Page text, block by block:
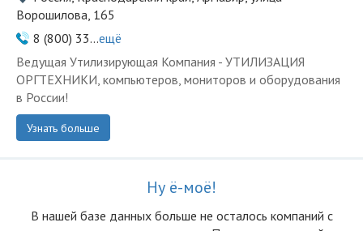
Ворошилова, 165
8 (800) 33...ещё
Ведущая Утилизирующая Компания - УТИЛИЗАЦИЯ
ОРГТЕХНИКИ, компьютеров, мониторов и оборудования
в России!
Узнать больше
Ну ё-моё!
В нашей базе данных больше не осталоcь компаний с